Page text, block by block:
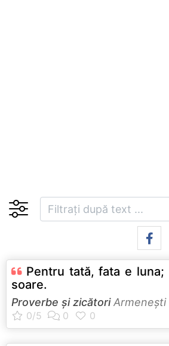
Pentru tată, fata e luna;
soare.
Proverbe și zicătoriArmeneşti